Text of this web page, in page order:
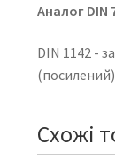
Аналог DIN
DIN 1142 -
Схожі